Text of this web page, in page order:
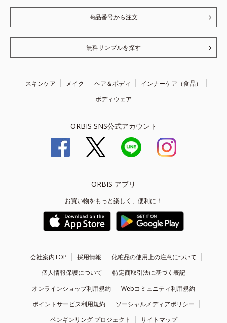
商品番号から注文
無料サンプルを探す
スキンケア メイク ヘア＆ボディ
インナーケア（食品）
ボディウェア
ORBIS SNS公式アカウント
ORBIS アプリ
お買い物をもっと楽しく、便利に！
会社案内TOP 採用情報
化粧品の使用上の注意について
個人情報保護について
特定商取引法に基づく表記
オンラインショップ利用規約
Webコミュニティ利用規約
ポイントサービス利用規約
ソーシャルメディアポリシー
ペンギンリング プロジェクト
サイトマップ